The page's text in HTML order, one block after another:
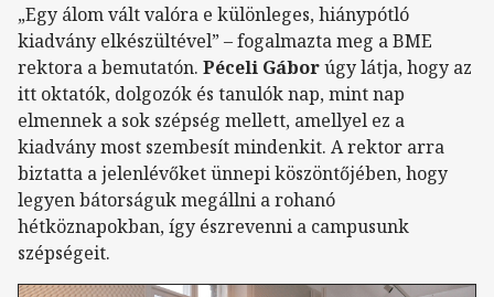
„Egy álom vált valóra e különleges, hiánypótló
kiadvány elkészültével” – fogalmazta meg a BME
rektora a bemutatón. Péceli Gáborúgy látja, hogy az
itt oktatók, dolgozók és tanulók nap, mint nap
elmennek a sok szépség mellett, amellyel ez a
kiadvány most szembesít mindenkit. A rektor arra
biztatta a jelenlévőket ünnepi köszöntőjében, hogy
legyen bátorságuk megállni a rohanó
hétköznapokban, így észrevenni a campusunk
szépségeit.